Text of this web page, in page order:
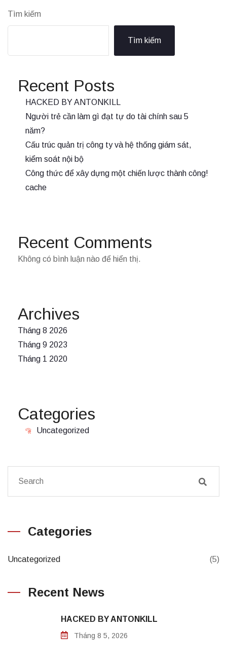
Tìm kiếm
Tìm kiếm
Recent Posts
HACKED BY ANTONKILL
Người trẻ cần làm gì đạt tự do tài chính sau 5
năm?
Cấu trúc quản trị công ty và hệ thống giám sát,
kiểm soát nội bộ
Công thức để xây dựng một chiến lược thành công!
cache
Recent Comments
Không có bình luận nào để hiển thị.
Archives
Tháng 8 2026
Tháng 9 2023
Tháng 1 2020
Categories
Uncategorized
Categories
Uncategorized (5)
Recent News
HACKED BY ANTONKILL
Tháng 8 5, 2026